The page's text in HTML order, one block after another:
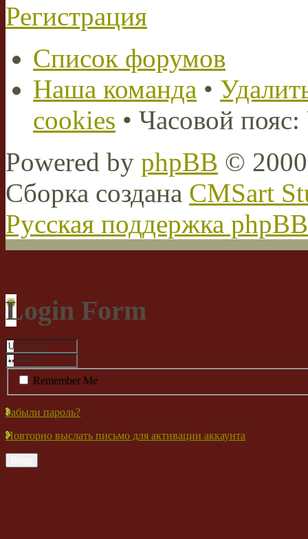
Регистрация
Список форумов
Наша команда •
cookies • Часовой
Powered by phpBB ©
Сборка создана CMSart
Русская поддержка phpBB
Login Form
Remember Me
Забыли пароль?
Повторно выслать письмо для активации аккаунта